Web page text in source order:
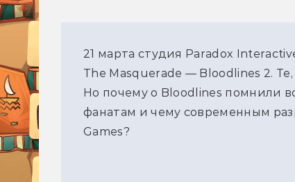
21 марта студия Paradox
The Masquerade — Bloodlines 2.
Но почему о Bloodlines помнили
фанатам и чему современным
Games?